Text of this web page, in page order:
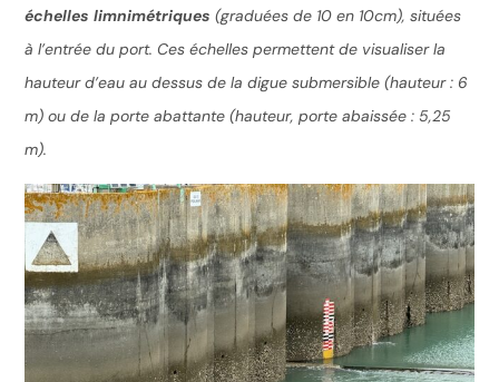
échelles limnimétriques (graduées de 10 en 10cm), situées
à l’entrée du port. Ces échelles permettent de visualiser la
hauteur d’eau au dessus de la digue submersible (hauteur : 6
m) ou de la porte abattante (hauteur, porte abaissée : 5,25
m).